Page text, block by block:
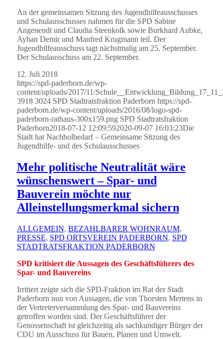
An der gemeinsamen Sitzung des Jugendhilfeausschusses
und Schulausschusses nahmen für die SPD Sabine
Angenendt und Claudia Steenkolk sowie Burkhard Aubke,
Ayhan Demir und Manfred Krugmann teil. Der
Jugendhilfeausschuss tagt nächstmalig am 25. September.
Der Schulausschuss am 22. September.
12. Juli 2018
https://spd-paderborn.de/wp-
content/uploads/2017/11/
3918 3024 SPD Stadtratsfraktion Paderborn https://spd-
paderborn.de/wp-content/uploads/2016/08/logo-spd-
paderborn-rathaus-300x159.png SPD Stadtratsfraktion
Paderborn2018-07-12 12:09:592020-09-07 16:03:23Die
Stadt hat Nachholbedarf – Gemeinsame Sitzung des
Jugendhilfe- und des Schulausschusses
Mehr politische Neutralität wäre
wünschenswert – Spar- und
Bauverein möchte nur
Alleinstellungsmerkmal sichern
ALLGEMEIN, BEZAHLBARER WOHNRAUM,
PRESSE, SPD ORTSVEREIN PADERBORN, SPD
STADTRATSFRAKTION PADERBORN
SPD kritisiert die Aussagen des Geschäftsführers des
Spar- und Bauvereins
Irritiert zeigte sich die SPD-Fraktion im Rat der Stadt
Paderborn nun von Aussagen, die von Thorsten Mertens in
der Vertreterversammlung des Spar- und Bauvereins
getroffen worden sind. Der Geschäftsführer der
Genossenschaft ist gleichzeitig als sachkundiger Bürger der
CDU im Ausschuss für Bauen, Planen und Umwelt.